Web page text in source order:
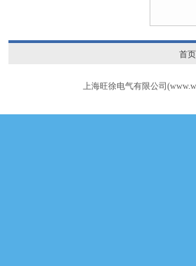
首页
上海旺徐电气有限公司